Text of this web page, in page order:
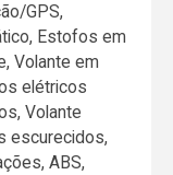
GPS,
Estofos em
Volante em
elétricos
Volante
escurecidos,
ABS,